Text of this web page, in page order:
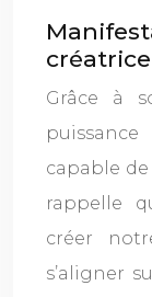
créatrice
Grâce à
capable
rappelle
créer
s’aligner